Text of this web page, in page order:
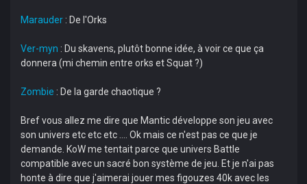
Marauder: De l'Orks
Ver-myn : Du skavens, plutôt bonne idée, à voir ce que ça
donnera (mi chemin entre orks et Squat ?)
Zombie : De la garde chaotique ?
Bref vous allez me dire que Mantic développe son jeu avec
son univers etc etc etc .... Ok mais ce n'est pas ce que je
demande. KoW me tentait parce que univers Battle
compatible avec un sacré bon système de jeu. Et je n'ai pas
honte à dire que j'aimerai jouer mes figouzes 40k avec les